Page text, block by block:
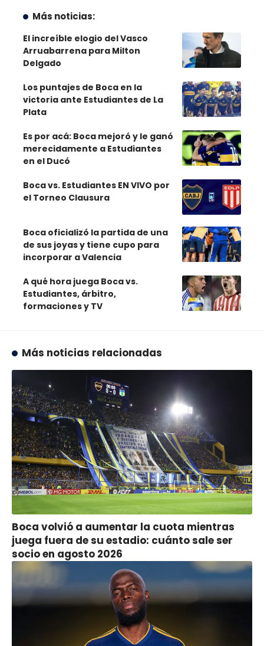
Más noticias:
El increíble elogio del Vasco
Arruabarrena para Milton
Delgado
Los puntajes de Boca en la
victoria ante Estudiantes de La
Plata
Es por acá: Boca mejoró y le ganó
merecidamente a Estudiantes
en el Ducó
Boca vs. Estudiantes EN VIVO por
el Torneo Clausura
Boca oficializó la partida de una
de sus joyas y tiene cupo para
incorporar a Valencia
A qué hora juega Boca vs.
Estudiantes, árbitro,
formaciones y TV
Más noticias relacionadas
Boca volvió a aumentar la cuota mientras
juega fuera de su estadio: cuánto sale ser
socio en agosto 2026